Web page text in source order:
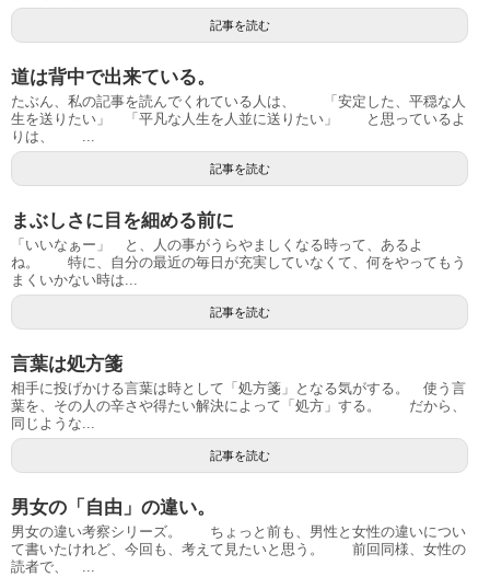
記事を読む
道は背中で出来ている。
たぶん、私の記事を読んでくれている人は、 「安定した、平穏な人
生を送りたい」 「平凡な人生を人並に送りたい」 と思っているよ
りは、 ...
記事を読む
まぶしさに目を細める前に
「いいなぁー」 と、人の事がうらやましくなる時って、あるよ
ね。 特に、自分の最近の毎日が充実していなくて、何をやってもう
まくいかない時は...
記事を読む
言葉は処方箋
相手に投げかける言葉は時として「処方箋」となる気がする。 使う言
葉を、その人の辛さや得たい解決によって「処方」する。 だから、
同じような...
記事を読む
男女の「自由」の違い。
男女の違い考察シリーズ。 ちょっと前も、男性と女性の違いについ
て書いたけれど、今回も、考えて見たいと思う。 前回同様、女性の
読者で、 ...